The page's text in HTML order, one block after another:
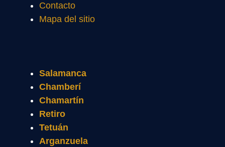
Contacto
Mapa del sitio
Salamanca
Chamberí
Chamartín
Retiro
Tetuán
Arganzuela